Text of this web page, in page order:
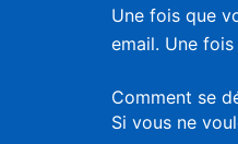
Une fois que
email. Une
Comment se
Si vous ne